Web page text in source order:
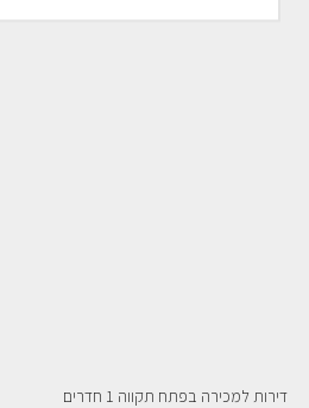
דירות למכירה בפתח תקווה 1 חדרים